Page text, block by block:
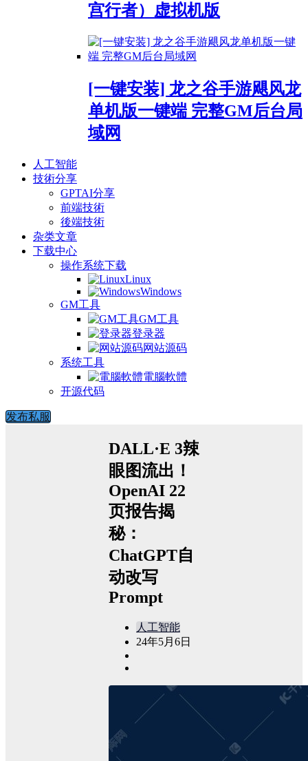
宫行者）虚拟机版
[一键安装] 龙之谷手游飓风龙
单机版一键端 完整GM后台局
域网
人工智能
技術分享
GPTAI分享
前端技術
後端技術
杂类文章
下载中心
操作系统下载
Linux
Windows
GM工具
GM工具
登录器
网站源码
系统工具
電腦軟體
开源代码
发布私服
DALL·E 3辣
眼图流出！
OpenAI 22
页报告揭
秘：
ChatGPT自
动改写
Prompt
人工智能
24年5月6日